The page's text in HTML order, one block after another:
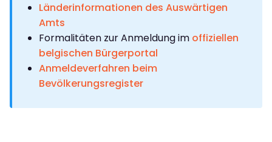
Länderinformationen des Auswärtigen
Amts
Formalitäten zur Anmeldung im offiziellen
belgischen Bürgerportal
Anmeldeverfahren beim
Bevölkerungsregister